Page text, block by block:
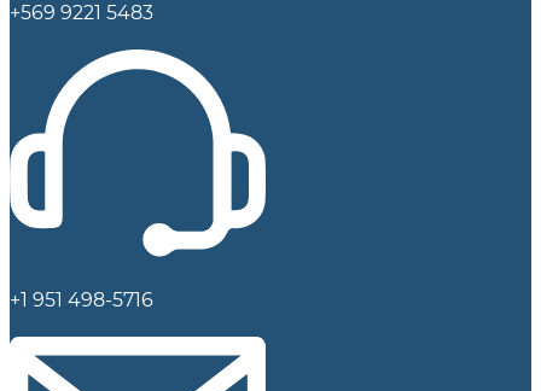
+569 9221 5483
+1 951 498-5716